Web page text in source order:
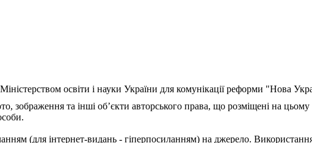
Міністерством освіти і науки України для комунікації реформи "Нова
зображення та інші об’єкти авторського права, що розміщені на
(для інтернет-видань - гіперпосиланням) на джерело.